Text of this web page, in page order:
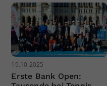
19.10.2025
Erste Bank Open: